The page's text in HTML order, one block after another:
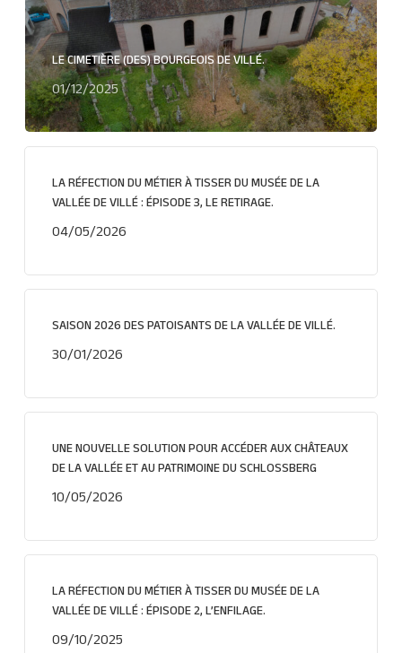
LE CIMETIÈRE (DES) BOURGEOIS DE VILLÉ.
01/12/2025
LA RÉFECTION DU MÉTIER À TISSER DU MUSÉE DE LA
VALLÉE DE VILLÉ : ÉPISODE 3, LE RETIRAGE.
04/05/2026
SAISON 2026 DES PATOISANTS DE LA VALLÉE DE VILLÉ.
30/01/2026
UNE NOUVELLE SOLUTION POUR ACCÉDER AUX CHÂTEAUX
DE LA VALLÉE ET AU PATRIMOINE DU SCHLOSSBERG
10/05/2026
LA RÉFECTION DU MÉTIER À TISSER DU MUSÉE DE LA
VALLÉE DE VILLÉ : ÉPISODE 2, L’ENFILAGE.
09/10/2025